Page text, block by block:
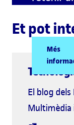
Més
Et pot
El blog
Multimèdia